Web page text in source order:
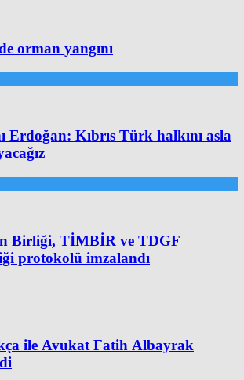
orman yangını
Erdoğan: Kıbrıs Türk halkını asla
Birliği, TİMBİR ve TDGF
protokolü imzalandı
ile Avukat Fatih Albayrak